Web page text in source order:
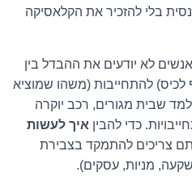
בלי להזכיר את הקלאסיקה
לא יודעים את ההבדל בין
להתחייבות (משהו שמוציא
שבית מגורים, רכב יוקרה
כדי להבין איך לעשות
צריכים להתמקד בצבירת
מניות, עסקים).